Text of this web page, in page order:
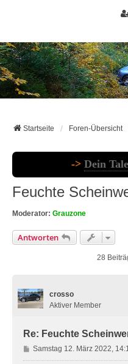
Startseite Foren-Übersicht
-> Dein
Feuchte
Moderator: Grauzone
Antworten
28
crosso
Aktiver Member
Re: Feuchte
B
e
Samstag 12. März 2022,